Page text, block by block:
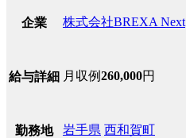
企業 株式会社BREXA Next
給与詳細 月収例260,000円
勤務地 岩手県 西和賀町